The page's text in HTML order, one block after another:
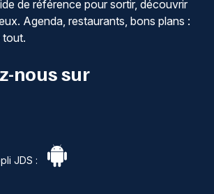
de référence pour sortir, découvrir
Agenda, restaurants, bons plans :
nous sur
JDS :